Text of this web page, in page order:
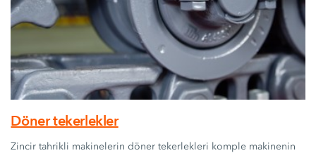
Döner tekerlekler
Zincir tahrikli makinelerin döner tekerlekleri komple makinenin